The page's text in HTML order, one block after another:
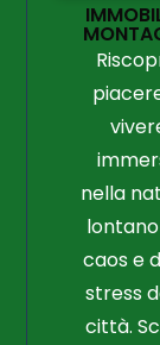
nella
caos e
stress
città.